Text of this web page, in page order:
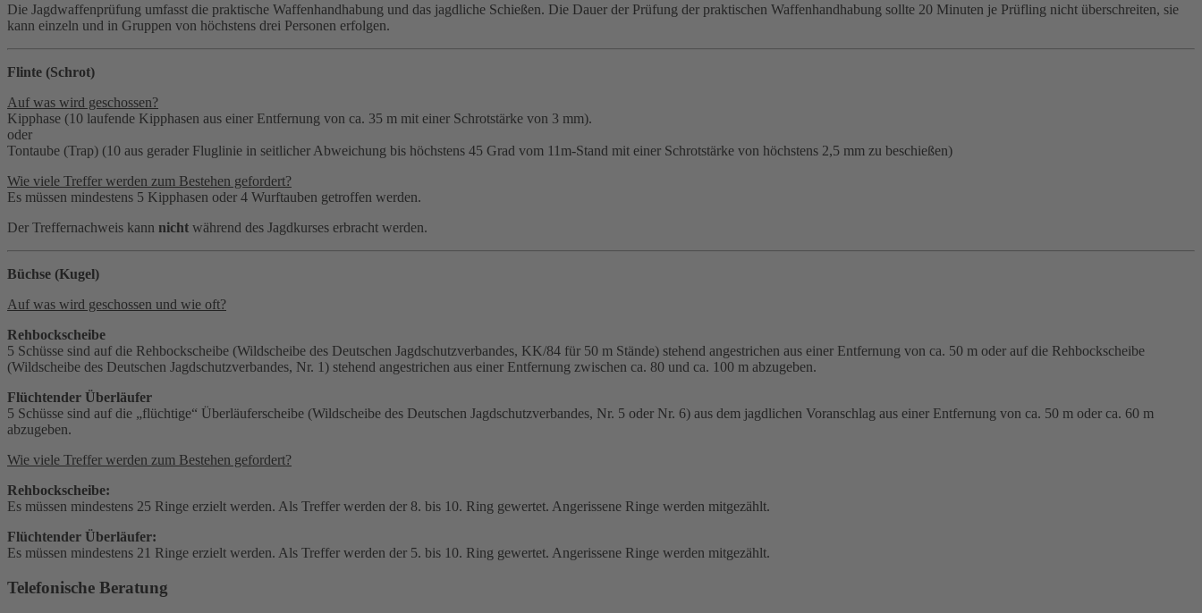
Die Jagdwaffenprüfung umfasst die praktische Waffenhandhabung und das jagdliche Schießen. Die Dauer der Prüfung der praktischen Waffenhandhabung sollte 20 Minuten je Prüfling nicht überschreiten, sie
kann einzeln und in Gruppen von höchstens drei Personen erfolgen.
Flinte (Schrot)
Auf was wird geschossen?
Kipphase (10 laufende Kipphasen aus einer Entfernung von ca. 35 m mit einer Schrotstärke von 3 mm).
oder
Tontaube (Trap) (10 aus gerader Fluglinie in seitlicher Abweichung bis höchstens 45 Grad vom 11m-Stand mit einer Schrotstärke von höchstens 2,5 mm zu beschießen)
Wie viele Treffer werden zum Bestehen gefordert?
Es müssen mindestens 5 Kipphasen oder 4 Wurftauben getroffen werden.
Der Treffernachweis kann nicht während des Jagdkurses erbracht werden.
Büchse (Kugel)
Auf was wird geschossen und wie oft?
Rehbockscheibe
5 Schüsse sind auf die Rehbockscheibe (Wildscheibe des Deutschen Jagdschutzverbandes, KK/84 für 50 m Stände) stehend angestrichen aus einer Entfernung von ca. 50 m oder auf die Rehbockscheibe
(Wildscheibe des Deutschen Jagdschutzverbandes, Nr. 1) stehend angestrichen aus einer Entfernung zwischen ca. 80 und ca. 100 m abzugeben.
Flüchtender Überläufer
5 Schüsse sind auf die „flüchtige“ Überläuferscheibe (Wildscheibe des Deutschen Jagdschutzverbandes, Nr. 5 oder Nr. 6) aus dem jagdlichen Voranschlag aus einer Entfernung von ca. 50 m oder ca. 60 m
abzugeben.
Wie viele Treffer werden zum Bestehen gefordert?
Rehbockscheibe:
Es müssen mindestens 25 Ringe erzielt werden. Als Treffer werden der 8. bis 10. Ring gewertet. Angerissene Ringe werden mitgezählt.
Flüchtender Überläufer:
Es müssen mindestens 21 Ringe erzielt werden. Als Treffer werden der 5. bis 10. Ring gewertet. Angerissene Ringe werden mitgezählt.
Telefonische Beratung